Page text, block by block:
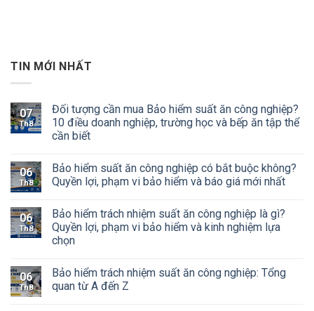
TIN MỚI NHẤT
07
Th8
Đối tượng cần mua Bảo hiểm suất ăn công nghiệp?
10 điều doanh nghiệp, trường học và bếp ăn tập thể
cần biết
06
Th8
Bảo hiểm suất ăn công nghiệp có bắt buộc không?
Quyền lợi, phạm vi bảo hiểm và báo giá mới nhất
06
Th8
Bảo hiểm trách nhiệm suất ăn công nghiệp là gì?
Quyền lợi, phạm vi bảo hiểm và kinh nghiệm lựa
chọn
06
Th8
Bảo hiểm trách nhiệm suất ăn công nghiệp: Tổng
quan từ A đến Z